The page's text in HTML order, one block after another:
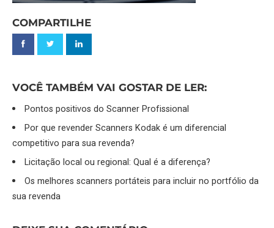
COMPARTILHE
VOCÊ TAMBÉM VAI GOSTAR DE LER:
Pontos positivos do Scanner Profissional
Por que revender Scanners Kodak é um diferencial
competitivo para sua revenda?
Licitação local ou regional: Qual é a diferença?
Os melhores scanners portáteis para incluir no portfólio da
sua revenda